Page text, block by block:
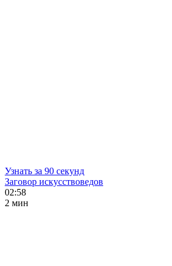
Узнать за 90 секунд
Заговор искусствоведов
02:58
2 мин